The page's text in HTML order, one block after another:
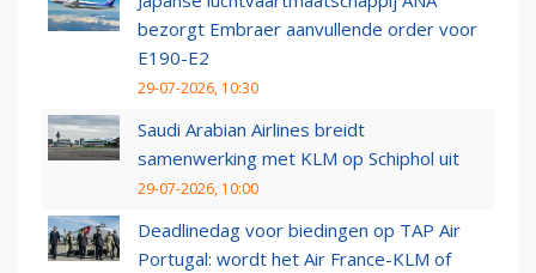
bezorgt Embraer aanvullende order voor
E190-E2
29-07-2026, 10:30
Saudi Arabian Airlines breidt
samenwerking met KLM op Schiphol uit
29-07-2026, 10:00
Deadlinedag voor biedingen op TAP Air
Portugal: wordt het Air France-KLM of